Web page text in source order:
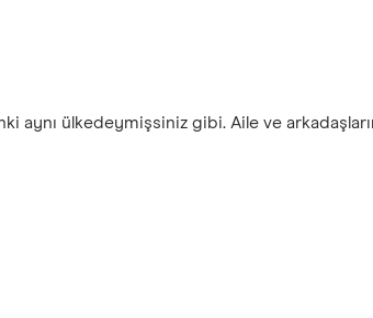
aynı ülkedeymişsiniz gibi. Aile ve